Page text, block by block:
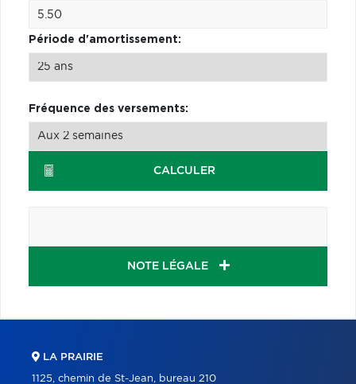
Période d'amortissement:
Fréquence des versements:
CALCULER
NOTE LÉGALE
LA PRAIRIE
1125, chemin de St-Jean, bureau 210